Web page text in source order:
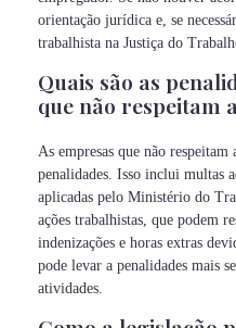
orientação jurídica e, se
trabalhista na Justiça do
Quais são as
que não respeitam
As empresas que não
penalidades. Isso inclui multas
aplicadas pelo Ministério do
ações trabalhistas, que podem
indenizações e horas extras
pode levar a penalidades mais
atividades.